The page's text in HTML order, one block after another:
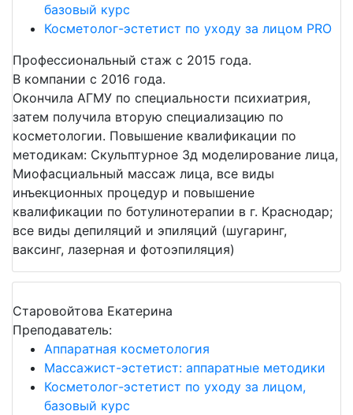
базовый курс
Косметолог-эстетист по уходу за лицом PRO
Профессиональный стаж с 2015 года.
В компании с 2016 года.
Окончила АГМУ по специальности психиатрия,
затем получила вторую специализацию по
косметологии. Повышение квалификации по
методикам: Скульптурное 3д моделирование лица,
Миофасциальный массаж лица, все виды
инъекционных процедур и повышение
квалификации по ботулинотерапии в г. Краснодар;
все виды депиляций и эпиляций (шугаринг,
ваксинг, лазерная и фотоэпиляция)
Старовойтова Екатерина
Преподаватель:
Аппаратная косметология
Массажист-эстетист: аппаратные методики
Косметолог-эстетист по уходу за лицом,
базовый курс